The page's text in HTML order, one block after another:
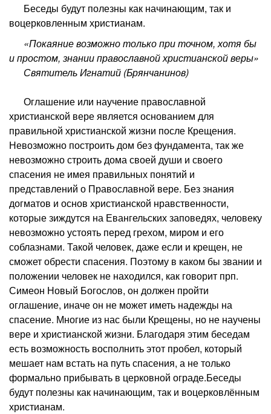
Беседы будут полезны как начинающим, так и
воцерковленным христианам.
«Покаяние возможно только при точном, хотя бы
и простом, знании православной христианской веры»
Святитель Игнатий (Брянчанинов)
Оглашение или научение православной
христианской вере является основанием для
правильной христианской жизни после Крещения.
Невозможно построить дом без фундамента, так же
невозможно строить дома своей души и своего
спасения не имея правильных понятий и
представлений о Православной вере. Без знания
догматов и основ христианской нравственности,
которые зиждутся на Евангельских заповедях, человеку
невозможно устоять перед грехом, миром и его
соблазнами. Такой человек, даже если и крещен, не
сможет обрести спасения. Поэтому в каком бы звании и
положении человек не находился, как говорит прп.
Симеон Новый Богослов, он должен пройти
оглашение, иначе он не может иметь надежды на
спасение. Многие из нас были Крещены, но не научены
вере и христианской жизни. Благодаря этим беседам
есть возможность восполнить этот пробел, который
мешает нам встать на путь спасения, а не только
формально прибывать в церковной ограде.Беседы
будут полезны как начинающим, так и воцерковлённым
христианам.